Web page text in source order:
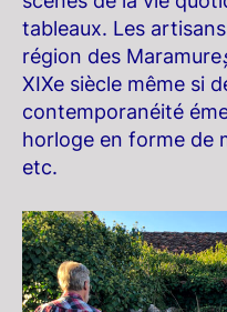
tableaux. Les
région des Maramure
XIXe siècle même si
contemporanéité
horloge en forme de
etc.